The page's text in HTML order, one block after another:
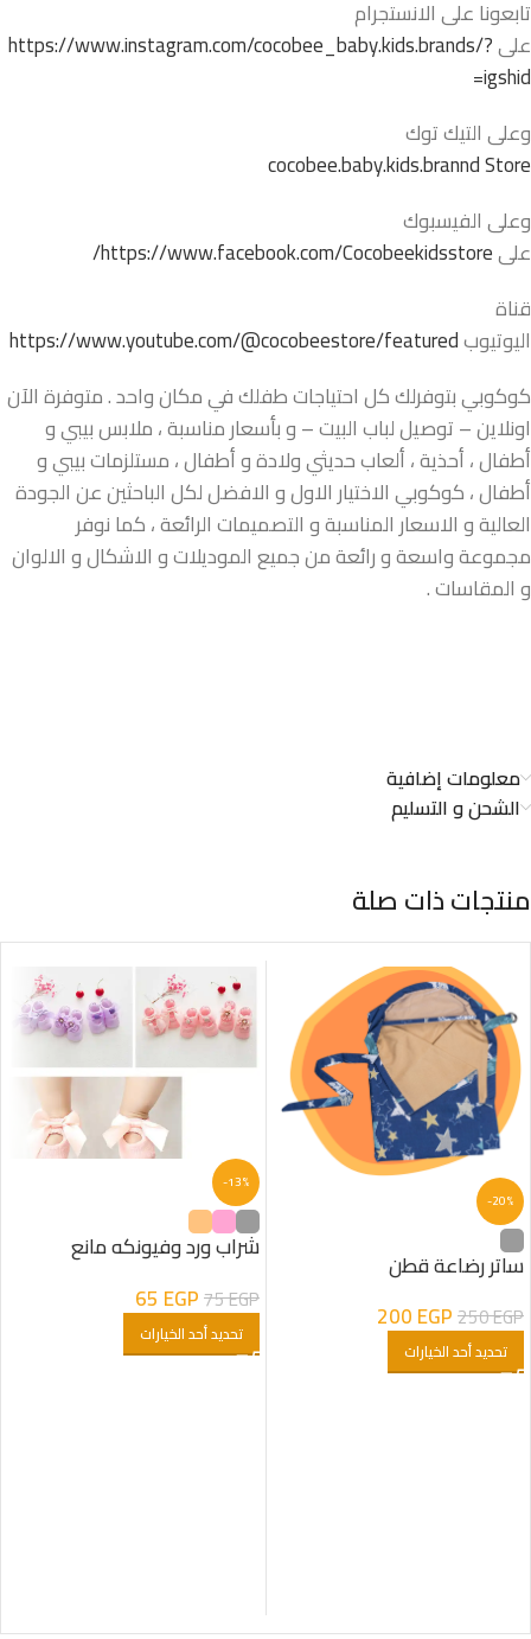
تابعونا على الانستجرام
علىhttps://www.instagram.com/cocobee_baby.kids.brands/?
igshid=
وعلى التيك توك
cocobee.baby.kids.brannd Store
وعلى الفيسبوك
علىhttps://www.facebook.com/Cocobeekidsstore/
قناة
اليوتيوبhttps://www.youtube.com/@cocobeestore/featured
كوكوبي بتوفرلك كل احتياجات طفلك في مكان واحد . متوفرة الآن
اونلاين – توصيل لباب البيت – و بأسعار مناسبة ، ملابس بيبي و
أطفال ، أحذية ، ألعاب حديثي ولادة و أطفال ، مستلزمات بيبي و
أطفال ، كوكوبي الاختيار الاول و الافضل لكل الباحثين عن الجودة
العالية و الاسعار المناسبة و التصميمات الرائعة ، كما نوفر
مجموعة واسعة و رائعة من جميع الموديلات و الاشكال و الالوان
و المقاسات .
معلومات إضافية
الشحن و التسليم
منتجات ذات صلة
-20%
ساتر رضاعة قطن
250EGP
200EGP
تحديد أحد الخيارات
-13%
شراب ورد وفيونكه مانع
75EGP
65 EGP
تحديد أحد الخيارات